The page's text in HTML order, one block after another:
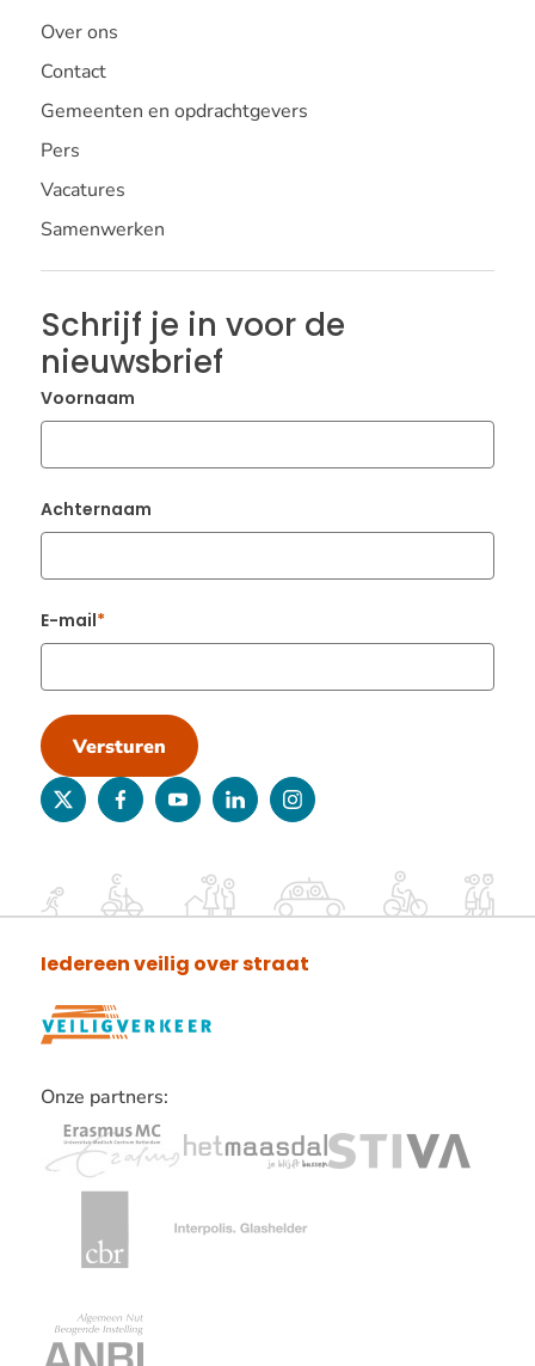
Over ons
Contact
Gemeenten en opdrachtgevers
Pers
Vacatures
Samenwerken
Schrijf je in voor de
nieuwsbrief
Voornaam
Achternaam
E-mail
Versturen
twitterfacebookyoutubelinkedininstagram
Iedereen veilig over straat
Onze partners:
Lees
verder
partners